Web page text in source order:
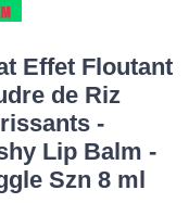
Effet Floutant
de Riz
-
Lip Balm -
Szn 8 ml